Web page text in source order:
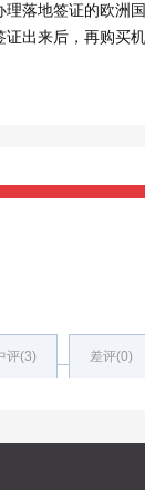
理落地签证的欧洲
证出来后，再购买
评(3) 差评(0)